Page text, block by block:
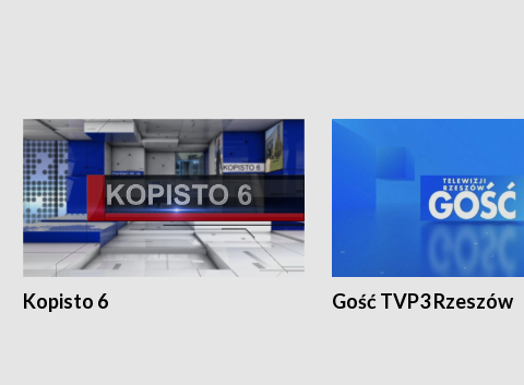
Kopisto 6 Gość TVP3 Rzeszów